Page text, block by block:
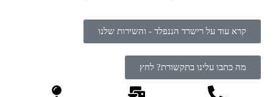
קרא עוד על רישרד הננפלד - והשירות שלנו
מה כתבו עלינו בתקשורת? לחץ